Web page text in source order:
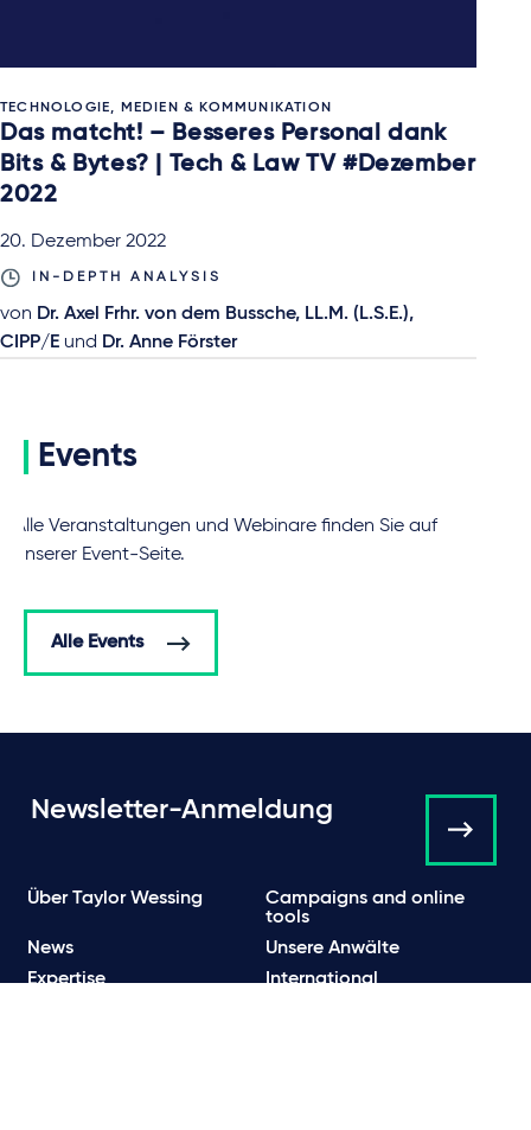
TECHNOLOGIE, MEDIEN & KOMMUNIKATION
Das matcht! – Besseres Personal dank
Bits & Bytes? | Tech & Law TV #Dezember
2022
20. Dezember 2022
IN-DEPTH ANALYSIS
von Dr. Axel Frhr. von dem Bussche, LL.M. (L.S.E.),
CIPP/E und Dr. Anne Förster
Events
Alle Veranstaltungen und Webinare finden Sie auf
unserer Event-Seite.
Alle Events
Newsletter-Anmeldung
Über Taylor Wessing
Campaigns and online
tools
News
Unsere Anwälte
Expertise
International